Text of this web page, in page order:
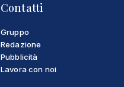
Contatti
Gruppo
Redazione
Pubblicità
Lavora con noi